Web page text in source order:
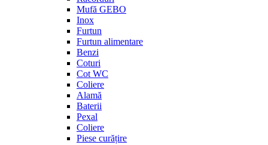
Mufă GEBO
Inox
Furtun
Furtun alimentare
Benzi
Coturi
Cot WC
Coliere
Alamă
Baterii
Pexal
Coliere
Piese curățire